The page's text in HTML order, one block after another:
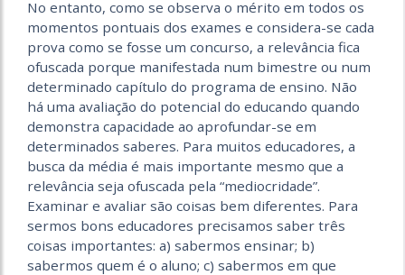
No entanto, como se observa o mérito em todos os
momentos pontuais dos exames e considera-se cada
prova como se fosse um concurso, a relevância fica
ofuscada porque manifestada num bimestre ou num
determinado capítulo do programa de ensino. Não
há uma avaliação do potencial do educando quando
demonstra capacidade ao aprofundar-se em
determinados saberes. Para muitos educadores, a
busca da média é mais importante mesmo que a
relevância seja ofuscada pela “mediocridade”.
Examinar e avaliar são coisas bem diferentes. Para
sermos bons educadores precisamos saber três
coisas importantes: a) sabermos ensinar; b)
sabermos quem é o aluno; c) sabermos em que